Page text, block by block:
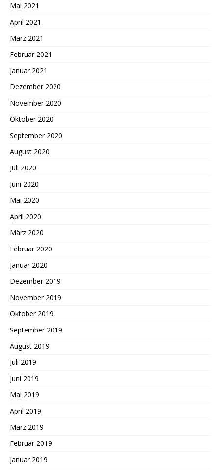
Mai 2021
April 2021
März 2021
Februar 2021
Januar 2021
Dezember 2020
November 2020
Oktober 2020
September 2020
August 2020
Juli 2020
Juni 2020
Mai 2020
April 2020
März 2020
Februar 2020
Januar 2020
Dezember 2019
November 2019
Oktober 2019
September 2019
August 2019
Juli 2019
Juni 2019
Mai 2019
April 2019
März 2019
Februar 2019
Januar 2019